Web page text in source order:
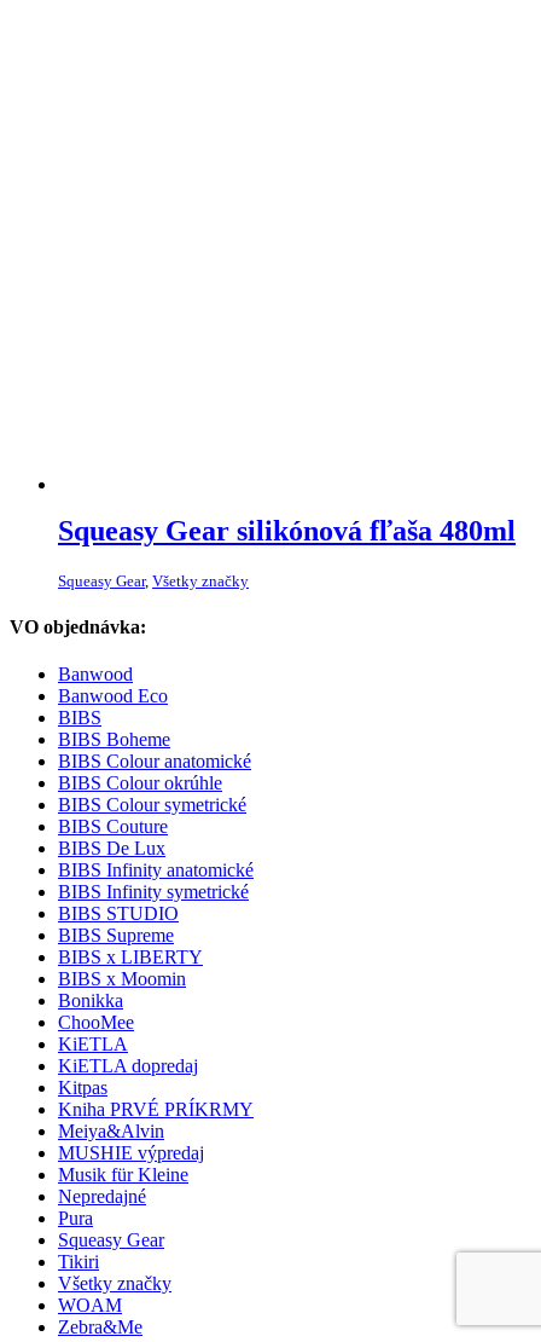
Squeasy Gear silikónová fľaša 480ml
Squeasy Gear, Všetky značky
VO objednávka:
Banwood
Banwood Eco
BIBS
BIBS Boheme
BIBS Colour anatomické
BIBS Colour okrúhle
BIBS Colour symetrické
BIBS Couture
BIBS De Lux
BIBS Infinity anatomické
BIBS Infinity symetrické
BIBS STUDIO
BIBS Supreme
BIBS x LIBERTY
BIBS x Moomin
Bonikka
ChooMee
KiETLA
KiETLA dopredaj
Kitpas
Kniha PRVÉ PRÍKRMY
Meiya&Alvin
MUSHIE výpredaj
Musik für Kleine
Nepredajné
Pura
Squeasy Gear
Tikiri
Všetky značky
WOAM
Zebra&Me